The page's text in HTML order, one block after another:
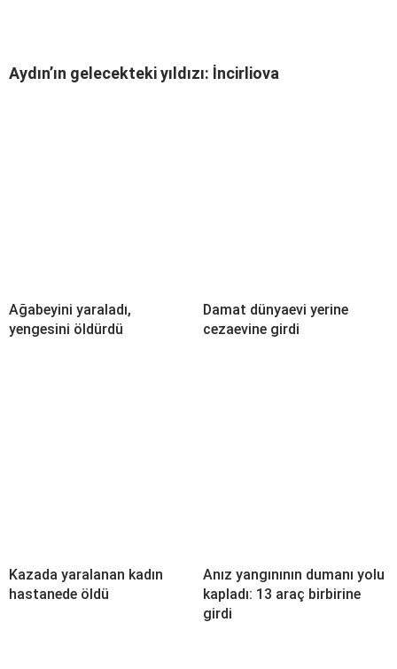
Aydın’ın gelecekteki yıldızı: İncirliova
Ağabeyini yaraladı,
yengesini öldürdü
Damat dünyaevi yerine
cezaevine girdi
Kazada yaralanan kadın
hastanede öldü
Anız yangınının dumanı yolu
kapladı: 13 araç birbirine
girdi